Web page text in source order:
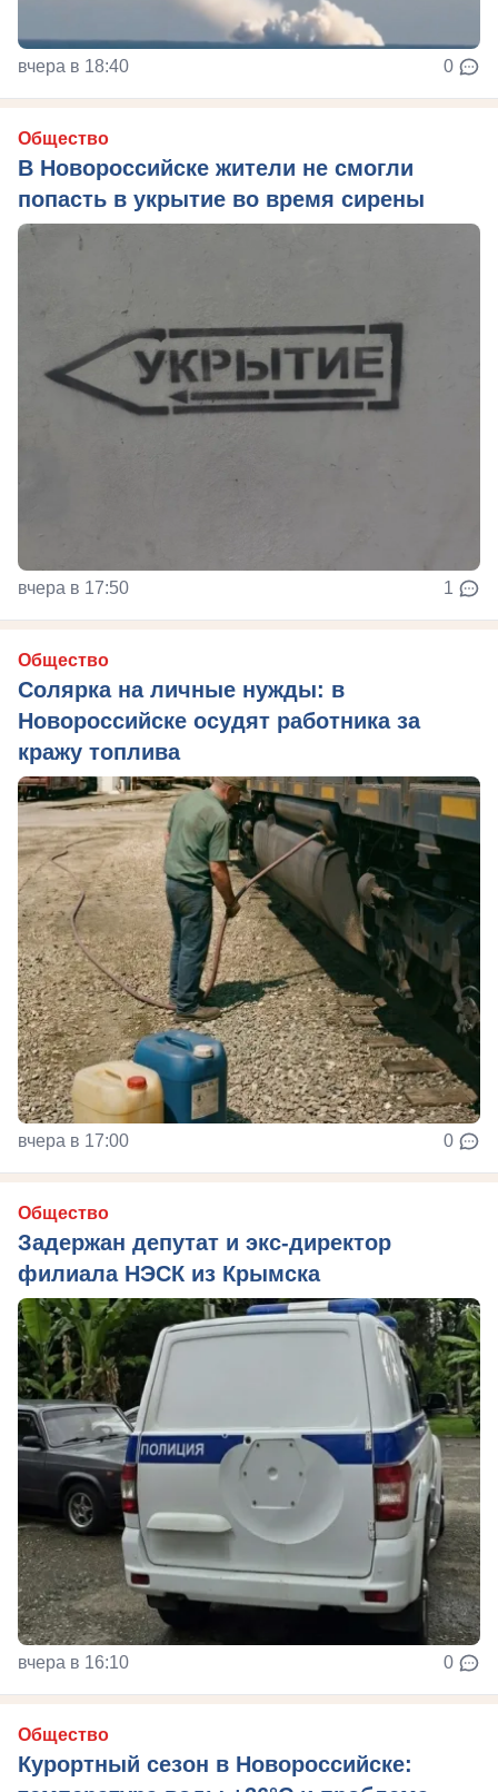
вчера в 18:40 0
Общество
В Новороссийске жители не смогли
попасть в укрытие во время сирены
вчера в 17:50 1
Общество
Солярка на личные нужды: в
Новороссийске осудят работника за
кражу топлива
вчера в 17:00 0
Общество
Задержан депутат и экс-директор
филиала НЭСК из Крымска
вчера в 16:10 0
Общество
Курортный сезон в Новороссийске: